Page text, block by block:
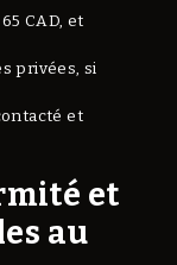
CAD, et
privées, si
et
et
au